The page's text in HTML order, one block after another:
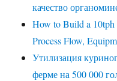
качество
How to Build a
Process Flow,
Утилизация
ферме на 500 000